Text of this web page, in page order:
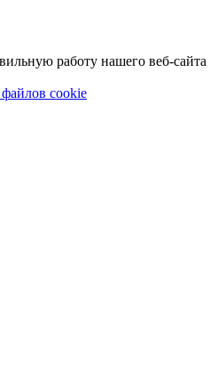
работу нашего веб-сайта
cookie